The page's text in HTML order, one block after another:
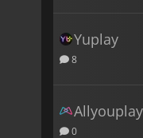
Yuplay
8
Allyouplay
0